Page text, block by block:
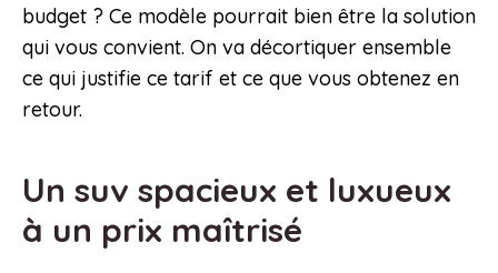
budget ? Ce modèle pourrait bien être la solution
qui vous convient. On va décortiquer ensemble
ce qui justifie ce tarif et ce que vous obtenez en
retour.
Un suv spacieux et luxueux
à un prix maîtrisé